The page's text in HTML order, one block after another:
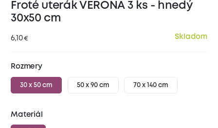
Froté uterák VERONA 3 ks - hnedý
30x50 cm
6,10€ Skladom
Rozmery
30 x 50 cm 50 x 90 cm 70 x 140 cm
Materiál